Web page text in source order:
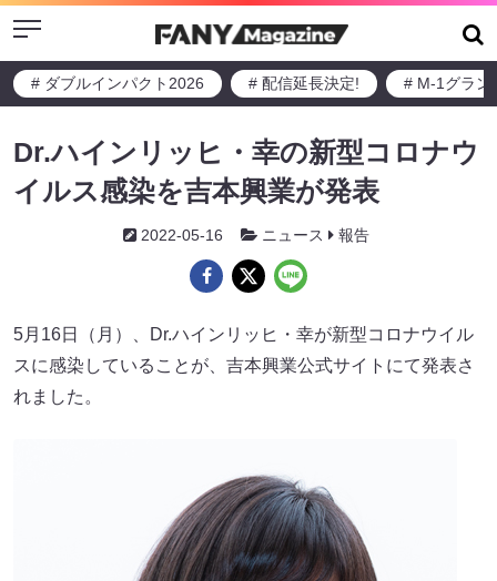
Menu
# ダブルインパクト2026 # 配信延長決定! # M-1グラン
Dr.ハインリッヒ・幸の新型コロナウ
イルス感染を吉本興業が発表
2022-05-16 ニュース 報告
5月16日（月）、Dr.ハインリッヒ・幸が新型コロナウイル
スに感染していることが、吉本興業公式サイトにて発表さ
れました。